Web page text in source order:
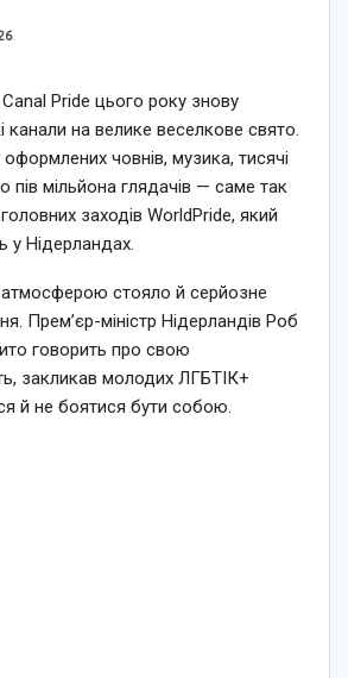
Pride цього року знову
канали на велике веселкове свято.
човнів, музика, тисячі
пів мільйона глядачів — саме так
заходів WorldPride, який
у Нідерландах.
стояло й серйозне
Прем’єр-міністр Нідерландів Роб
говорить про свою
закликав молодих ЛГБТІК+
й не боятися бути собою.